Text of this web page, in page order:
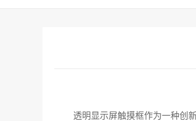
透明显示屏触摸框作为一种创